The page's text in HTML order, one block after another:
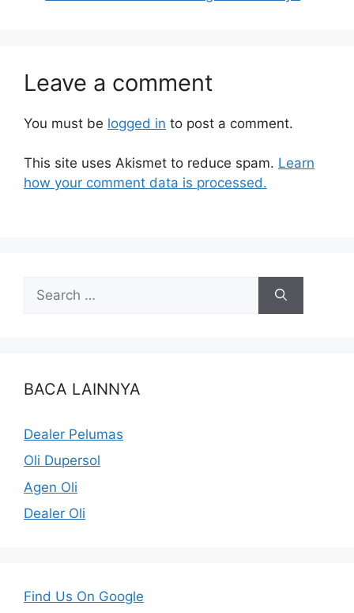
Leave a comment
You must be logged in to post a comment.
This site uses Akismet to reduce spam. Learn
how your comment data is processed.
BACA LAINNYA
Dealer Pelumas
Oli Dupersol
Agen Oli
Dealer Oli
Find Us On Google